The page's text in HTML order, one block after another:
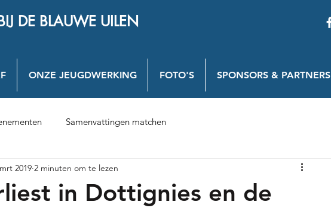
DE BLAUWE UILEN
ONZE JEUGDWERKING FOTO'S SPONSORS & PARTNERS
Samenvattingen matchen
in Dottignies en de
2019 2 minuten om te lezen